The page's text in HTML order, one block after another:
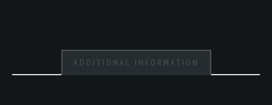
ADDITIONAL INFORMATION